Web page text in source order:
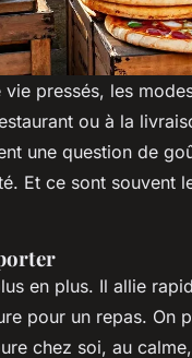
pressés, les
ou à la
une question de
Et ce sont souvent
en plus. Il allie
pour un repas. On
chez soi, au